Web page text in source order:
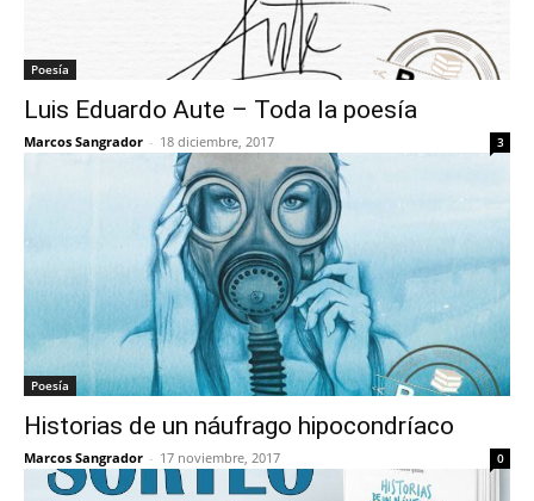
Poesía
Luis Eduardo Aute – Toda la poesía
Marcos Sangrador - 18 diciembre, 2017 3
Poesía
Historias de un náufrago hipocondríaco
Marcos Sangrador - 17 noviembre, 2017 0